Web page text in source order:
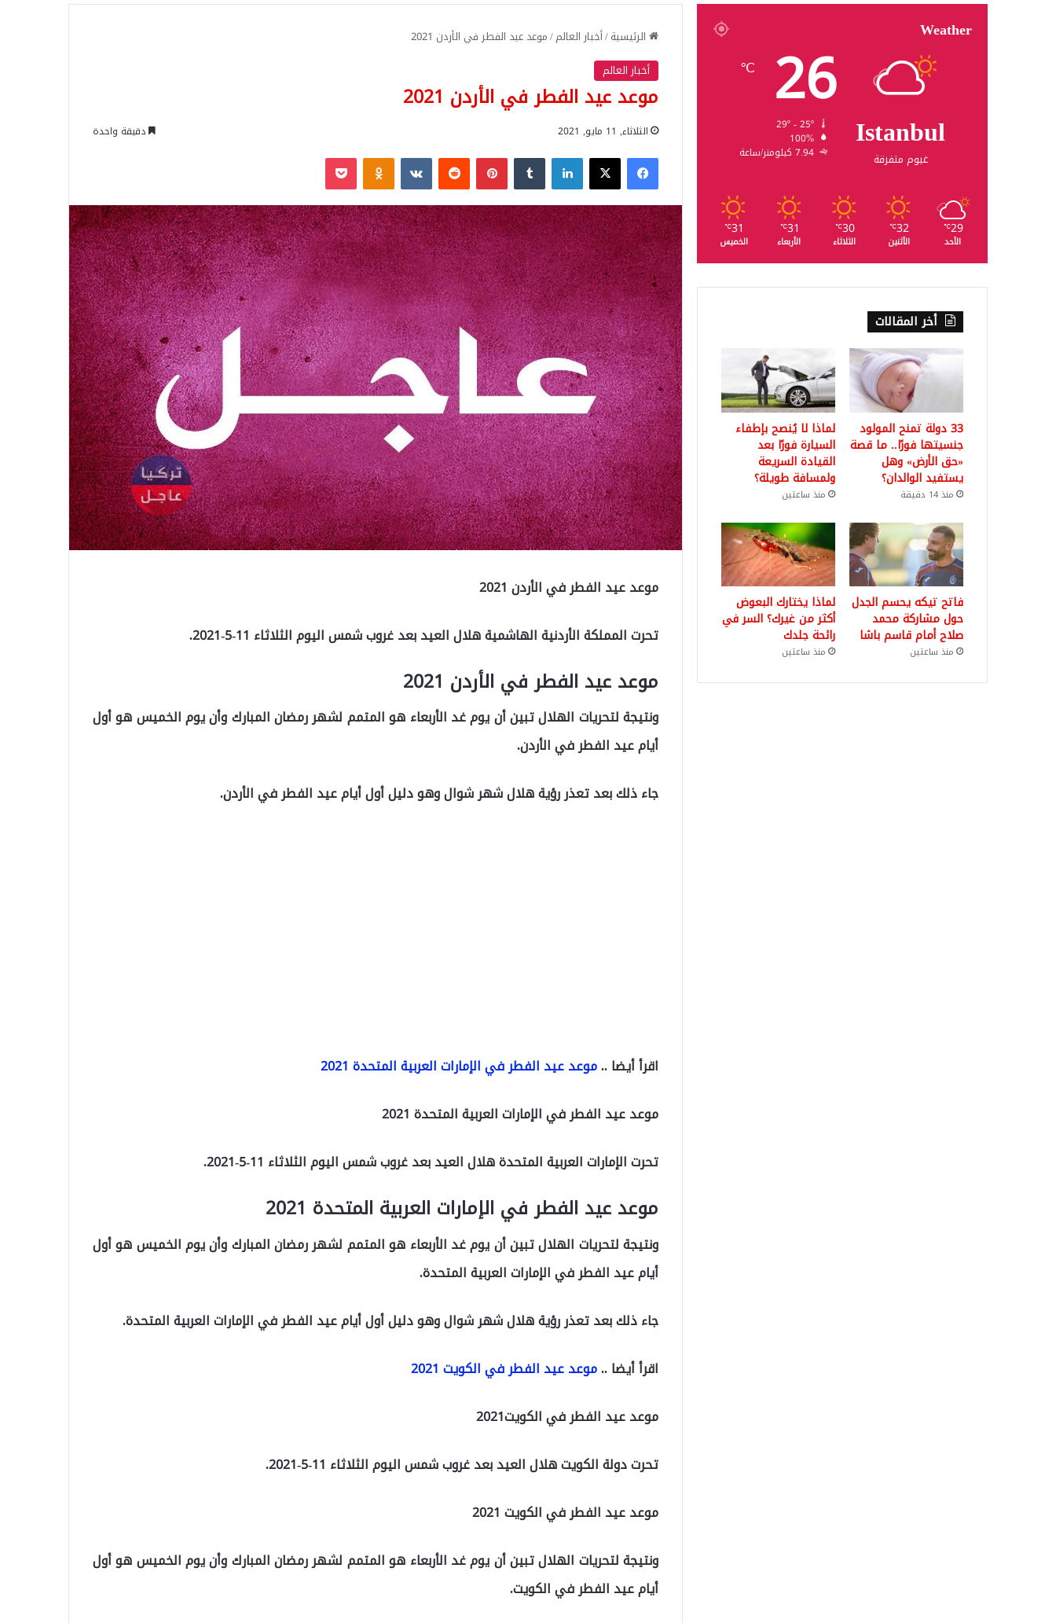
الرئيسية/أخبار العالم/موعد عيد الفطر في الأردن 2021
أخبار العالم
موعد عيد الفطر في الأردن 2021
الثلاثاء, 11 مايو, 2021 دقيقة واحدة
فيسبوك‫X لينكدإن بينتيريست Odnoklassniki
‫Pocket
موعد عيد الفطر في الأردن 2021
تحرت المملكة الأردنية الهاشمية هلال العيد بعد غروب شمس اليوم الثلاثاء 11-5-2021.
موعد عيد الفطر في الأردن 2021
ونتيجة لتحريات الهلال تبين أن يوم غد الأربعاء هو المتمم لشهر رمضان المبارك وأن يوم الخميس هو أول
أيام عيد الفطر في الأردن.
جاء ذلك بعد تعذر رؤية هلال شهر شوال وهو دليل أول أيام عيد الفطر في الأردن.
اقرأ أيضا ..موعد عيد الفطر في الإمارات العربية المتحدة 2021
موعد عيد الفطر في الإمارات العربية المتحدة 2021
تحرت الإمارات العربية المتحدة هلال العيد بعد غروب شمس اليوم الثلاثاء 11-5-2021.
موعد عيد الفطر في الإمارات العربية المتحدة 2021
ونتيجة لتحريات الهلال تبين أن يوم غد الأربعاء هو المتمم لشهر رمضان المبارك وأن يوم الخميس هو أول
أيام عيد الفطر في الإمارات العربية المتحدة.
جاء ذلك بعد تعذر رؤية هلال شهر شوال وهو دليل أول أيام عيد الفطر في الإمارات العربية المتحدة.
اقرأ أيضا ..موعد عيد الفطر في الكويت 2021
موعد عيد الفطر في الكويت2021
تحرت دولة الكويت هلال العيد بعد غروب شمس اليوم الثلاثاء 11-5-2021.
موعد عيد الفطر في الكويت 2021
ونتيجة لتحريات الهلال تبين أن يوم غد الأربعاء هو المتمم لشهر رمضان المبارك وأن يوم الخميس هو أول
أيام عيد الفطر في الكويت.
Weather
Istanbul
غيوم متفرقة
26
℃
100%
7.94 كيلومتر/ساعة
29
℃
الأحد
32
℃
الأثنين
30
℃
الثلاثاء
31
℃
الأربعاء
31
℃
الخميس
أخر المقالات
33 دولة تمنح المولود
جنسيتها فورًا.. ما قصة
«حق الأرض» وهل
يستفيد الوالدان؟
منذ 14 دقيقة
لماذا لا يُنصح بإطفاء
السيارة فورًا بعد
القيادة السريعة
ولمسافة طويلة؟
منذ ساعتين
فاتح تيكه يحسم الجدل
حول مشاركة محمد
صلاح أمام قاسم باشا
منذ ساعتين
لماذا يختارك البعوض
أكثر من غيرك؟ السر في
رائحة جلدك
منذ ساعتين